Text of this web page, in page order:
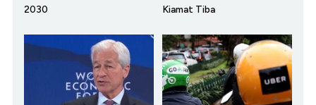
2030
Kiamat Tiba